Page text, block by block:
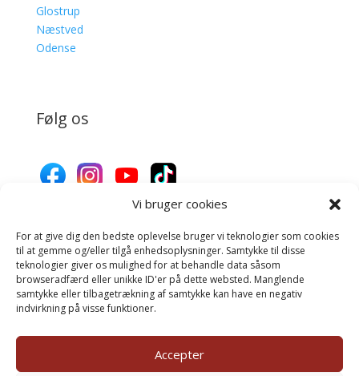
Vi bruger cookies
For at give dig den bedste oplevelse bruger vi teknologier som cookies
til at gemme og/eller tilgå enhedsoplysninger. Samtykke til disse
teknologier giver os mulighed for at behandle data såsom
browseradfærd eller unikke ID'er på dette websted. Manglende
samtykke eller tilbagetrækning af samtykke kan have en negativ
indvirkning på visse funktioner.
Accepter
Glostrup
Næstved
Odense
Følg os
Donér til Inges Kattehjem
Donér